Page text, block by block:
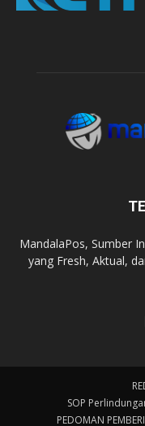
MandalaPos, Sumber
yang Fresh, Aktual,
SOP
PEDOMAN